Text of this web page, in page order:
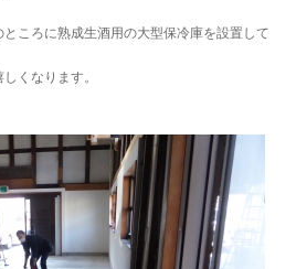
ころに熟成生酒用の大型保冷庫を設置して
くなります。